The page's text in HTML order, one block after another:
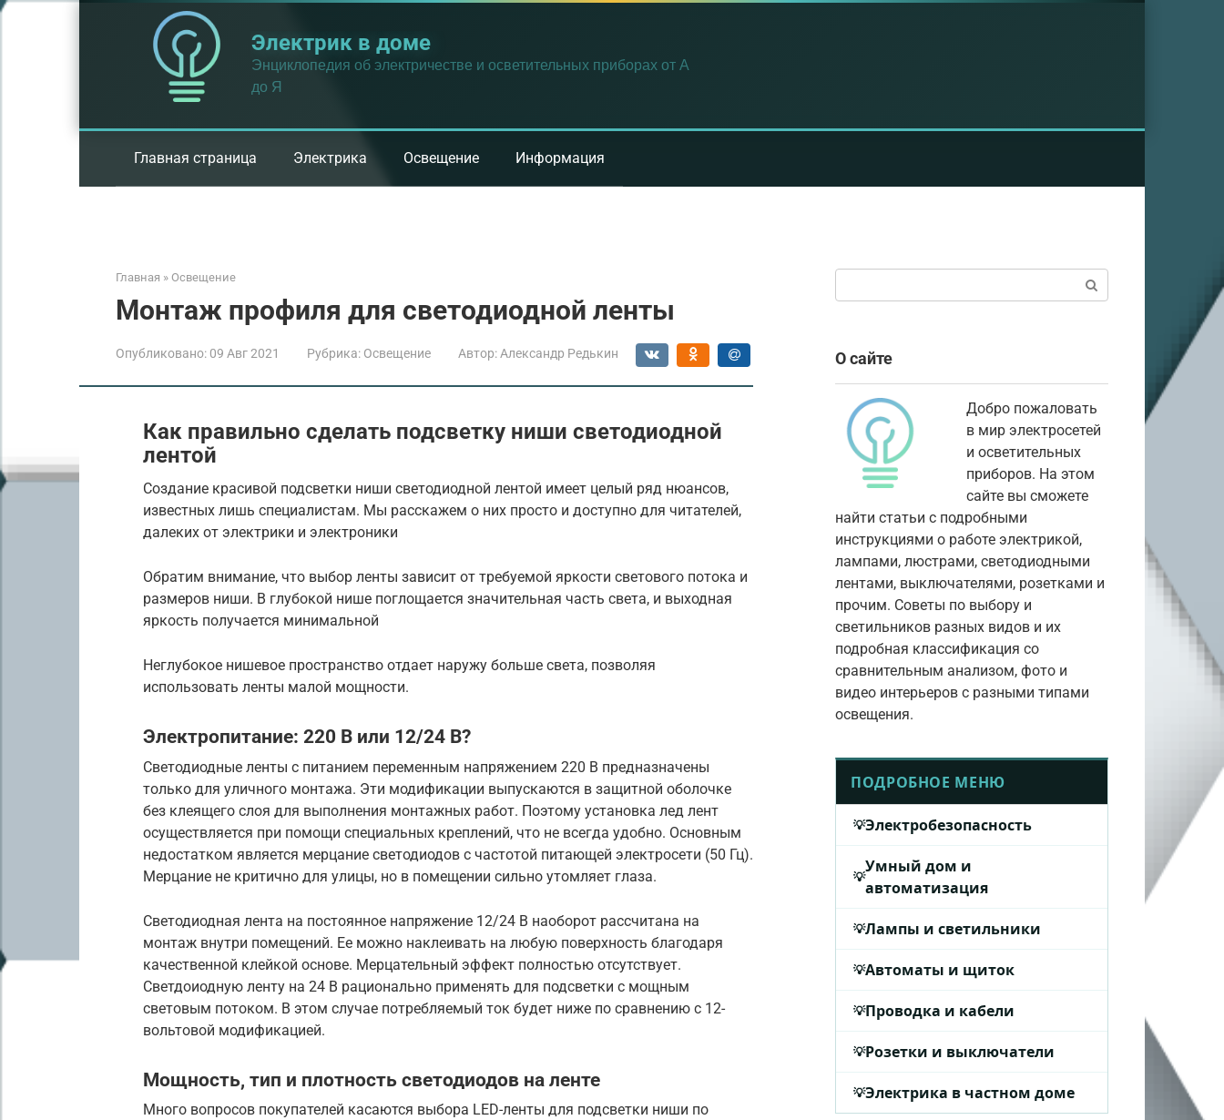
Перейти
Электрик в доме
Энциклопедия об электричестве и осветительных приборах от А
до Я
Главная страница Электрика Освещение Информация
Главная » Освещение
Монтаж профиля для светодиодной ленты
Опубликовано: 09 Авг 2021 Рубрика: Освещение Автор: Александр Редькин
Как правильно сделать подсветку ниши светодиодной
лентой
Создание красивой подсветки ниши светодиодной лентой имеет целый ряд нюансов,
известных лишь специалистам. Мы расскажем о них просто и доступно для читателей,
далеких от электрики и электроники
Обратим внимание, что выбор ленты зависит от требуемой яркости светового потока и
размеров ниши. В глубокой нише поглощается значительная часть света, и выходная
яркость получается минимальной
Неглубокое нишевое пространство отдает наружу больше света, позволяя
использовать ленты малой мощности.
Электропитание: 220 В или 12/24 В?
Светодиодные ленты с питанием переменным напряжением 220 В предназначены
только для уличного монтажа. Эти модификации выпускаются в защитной оболочке
без клеящего слоя для выполнения монтажных работ. Поэтому установка лед лент
осуществляется при помощи специальных креплений, что не всегда удобно. Основным
недостатком является мерцание светодиодов с частотой питающей электросети (50 Гц).
Мерцание не критично для улицы, но в помещении сильно утомляет глаза.
Светодиодная лента на постоянное напряжение 12/24 В наоборот рассчитана на
монтаж внутри помещений. Ее можно наклеивать на любую поверхность благодаря
качественной клейкой основе. Мерцательный эффект полностью отсутствует.
Светдоиодную ленту на 24 В рационально применять для подсветки с мощным
световым потоком. В этом случае потребляемый ток будет ниже по сравнению с 12-
вольтовой модификацией.
Мощность, тип и плотность светодиодов на ленте
Много вопросов покупателей касаются выбора LED-ленты для подсветки ниши по
О сайте
Добро пожаловать
в мир электросетей
и осветительных
приборов. На этом
сайте вы сможете
найти статьи с подробными
инструкциями о работе электрикой,
лампами, люстрами, светодиодными
лентами, выключателями, розетками и
прочим. Советы по выбору и
светильников разных видов и их
подробная классификация со
сравнительным анализом, фото и
видео интерьеров с разными типами
освещения.
ПОДРОБНОЕ МЕНЮ
Электробезопасность
Умный дом и
автоматизация
Лампы и светильники
Автоматы и щиток
Проводка и кабели
Розетки и выключатели
Электрика в частном доме